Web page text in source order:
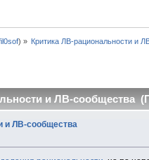
) » Критика ЛВ-рациональности и
и ЛВ-сообщества
и ЛВ-сообщества